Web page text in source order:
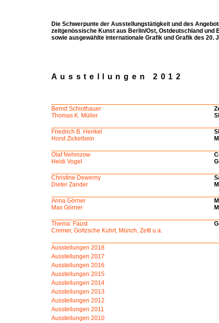
Die Schwerpunte der Ausstellungstätigkeit und des
zeitgenössische Kunst aus Berlin/Ost, Ostdeutschland und
sowie ausgewählte internationale Grafik und Grafik des 20.
Ausstellungen 2012
Bernd Schlothauer
Thomas K. Müller
Friedrich B. Henkel
Horst Zickelbein
Olaf Nehmzow
Heidi Vogel
Christine Dewerny
Dieter Zander
Anna Görner
Max Görner
Thema: Faust
Cremer, Goltzsche Kuhrt, Münch, Zettl u.a.
Ausstellungen 2018
Ausstellungen 2017
Ausstellungen 2016
Ausstellungen 2015
Ausstellungen 2014
Ausstellungen 2013
Ausstellungen 2012
Ausstellungen 2011
Ausstellungen 2010